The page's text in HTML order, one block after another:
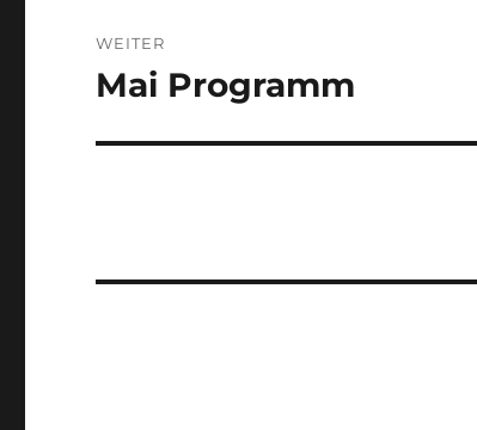
WEITER
Nächster
Mai Programm